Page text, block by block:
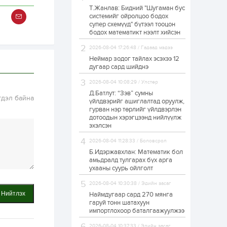
байна
Нийтлэх
УИХ-ын дарга
С.Бямбацогт төрийг
төлөөлөн Сутай
хайрхны тэнгэрийг
тахих төрийн
тахилгад оролцлоо
21 цаг 2
“Хотын дарга сонсож
байна” 150150 тусгай
дугаарыг
наймдугаар сарын
14-нөөс ажиллуулж...
21 цаг 0 0
“Чингис хаан” олон
руу нийтийн тээврийн
автобус 24 цагаар
1 өдөр 1
Нийслэлийн
бүртгэл энэ сарын 10-
нд эхэлнэ
1 өдөр 0 0
Т.Жанлав: Бидний "Шугаман бус
системийг ойролцоо бодох
супер схемүүд" бүтээл тооцон
бодох математикт нээлт хийсэн
2026-08-04 17:26:48 / Гадаад мэдээ
Неймар зодог тайлах эсэхээ 12
дугаар сард шийднэ
2026-08-04 10:08:29 / Улстөр
Д.Батлут: “Зэв” сумны
үйлдвэрийг ашиглалтад оруулж,
гурван нэр төрлийг үйлдвэрлэн
дотоодын хэрэгцээнд нийлүүлж
эхэлсэн
2026-08-04 11:28:33 / Боловсрол
Б.Идэржавхлан: Математик бол
амьдралд тулгарах бүх арга
ухааны суурь ойлголт
2026-08-04 10:30:38 / Эдийн засаг
Наймдугаар сард 270 мянга
гаруй тонн шатахуун
импортлохоор баталгаажуулжээ